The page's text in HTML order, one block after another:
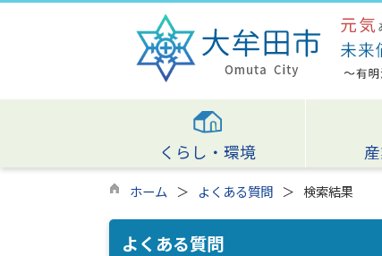
くらし・環境
ホーム よくある質問 検索結果
よくある質問